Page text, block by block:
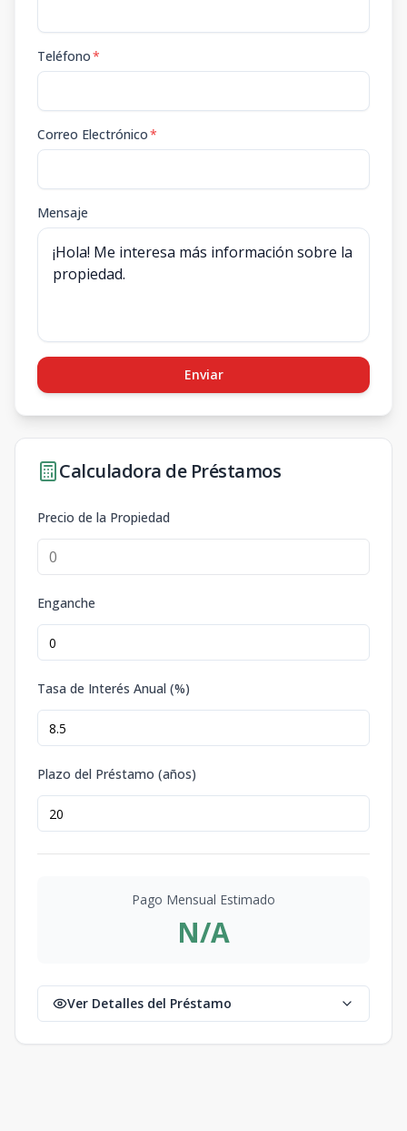
Teléfono*
Correo Electrónico*
Mensaje
Enviar
Calculadora de Préstamos
Precio de la Propiedad
Enganche
Tasa de Interés Anual (%)
Plazo del Préstamo (años)
Pago Mensual Estimado
N/A
Ver Detalles del Préstamo